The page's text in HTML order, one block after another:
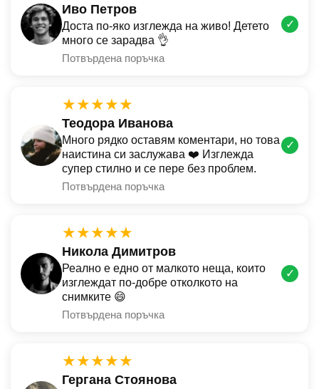
Иво Петров
Доста по-яко изглежда на живо! Детето
много се зарадва 👌
Потвърдена поръчка
✓
★★★★★
Теодора Иванова
Много рядко оставям коментари, но това
наистина си заслужава ❤️ Изглежда
супер стилно и се пере без проблем.
Потвърдена поръчка
✓
★★★★★
Никола Димитров
Реално е едно от малкото неща, които
изглеждат по-добре отколкото на
снимките 😄
Потвърдена поръчка
✓
★★★★★
Гергана Стоянова